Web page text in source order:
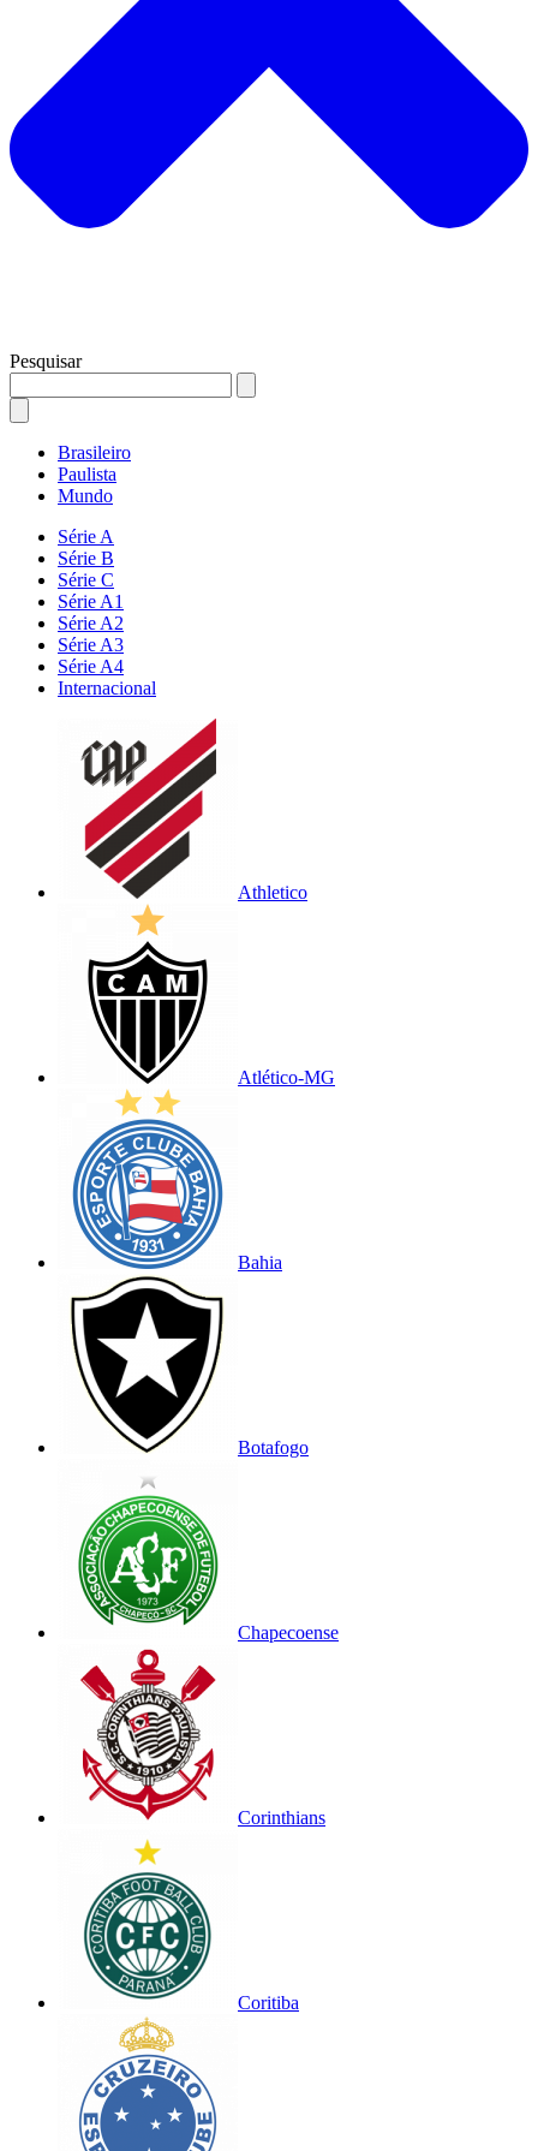
Pesquisar
Brasileiro
Paulista
Mundo
Série A
Série B
Série C
Série A1
Série A2
Série A3
Série A4
Internacional
Athletico
Atlético-MG
Bahia
Botafogo
Chapecoense
Corinthians
Coritiba